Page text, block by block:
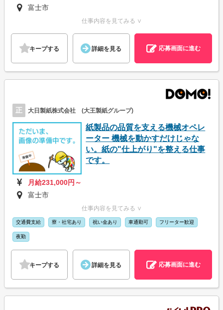
富士市
仕事内容を見てみる ∨
キープする 詳細を見る 応募画面に進む
正 大日製紙株式会社 (大王製紙グループ)
紙製品の品質を支える機械オペレ
ーター 機械を動かすだけじゃな
い。紙の"仕上がり"を整える仕事
です。
月給231,000円～
富士市
仕事内容を見てみる ∨
交通費支給 寮・社宅あり 祝い金あり 車通勤可 フリーター歓迎
夜勤
キープする 詳細を見る 応募画面に進む